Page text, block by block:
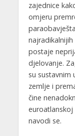
zajednice
omjeru
postaje
djelovanje.
su sustavnim
zemlje i
čine
euroatlanskoj
navodi se.